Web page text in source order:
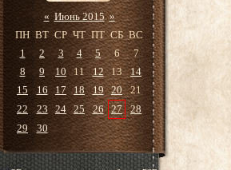
« Июнь 2015 »
ПН ВТ СР ЧТ ПТ СБ ВС
1
2 3 4 5 6
7
8
9 10 11 12 13
14
15
16 17 18 19 20
21
22
23 24 25 26 27
28
29
30